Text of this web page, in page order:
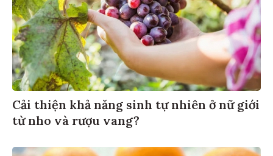
Cải thiện khả năng sinh tự nhiên ở nữ giới
từ nho và rượu vang?